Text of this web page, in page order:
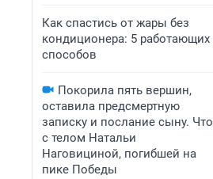
Как спастись от жары без
кондиционера: 5 работающих
способов
Покорила пять вершин,
оставила предсмертную
записку и послание сыну. Что
с телом Натальи
Наговициной, погибшей на
пике Победы